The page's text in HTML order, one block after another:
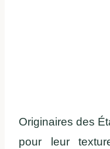
Originaires des
pour leur